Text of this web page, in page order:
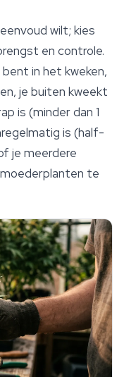
wilt; kies
en controle.
bent in het kweken,
je buiten kweekt
is (minder dan 1
is (half-
je meerdere
te